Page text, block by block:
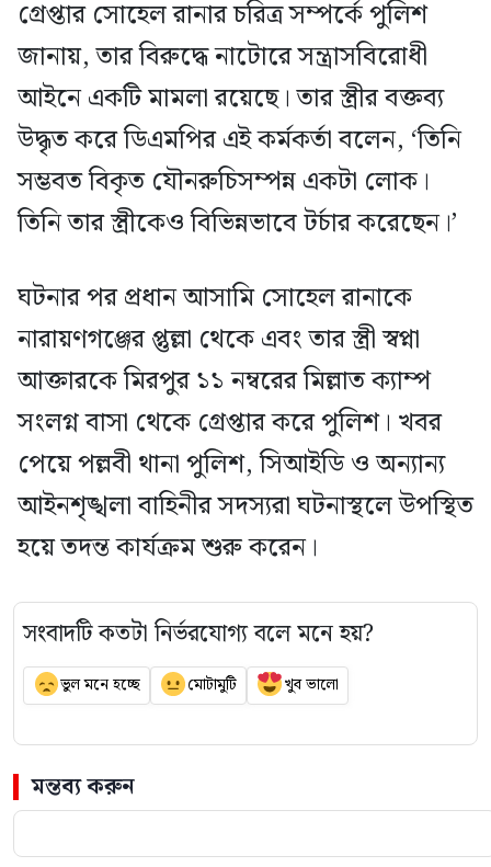
গ্রেপ্তার সোহেল রানার চরিত্র সম্পর্কে পুলিশ
জানায়, তার বিরুদ্ধে নাটোরে সন্ত্রাসবিরোধী
আইনে একটি মামলা রয়েছে। তার স্ত্রীর বক্তব্য
উদ্ধৃত করে ডিএমপির এই কর্মকর্তা বলেন, ‘তিনি
সম্ভবত বিকৃত যৌনরুচিসম্পন্ন একটা লোক।
তিনি তার স্ত্রীকেও বিভিন্নভাবে টর্চার করেছেন।’
ঘটনার পর প্রধান আসামি সোহেল রানাকে
নারায়ণগঞ্জের প্তুল্লা থেকে এবং তার স্ত্রী স্বপ্না
আক্তারকে মিরপুর ১১ নম্বরের মিল্লাত ক্যাম্প
সংলগ্ন বাসা থেকে গ্রেপ্তার করে পুলিশ। খবর
পেয়ে পল্লবী থানা পুলিশ, সিআইডি ও অন্যান্য
আইনশৃঙ্খলা বাহিনীর সদস্যরা ঘটনাস্থলে উপস্থিত
হয়ে তদন্ত কার্যক্রম শুরু করেন।
সংবাদটি কতটা নির্ভরযোগ্য বলে মনে হয়?
ভুল মনে হচ্ছে মোটামুটি খুব ভালো
মন্তব্য করুন